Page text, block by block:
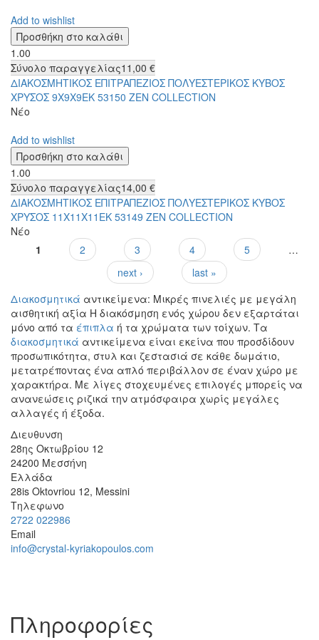
Add to wishlist
1.00
Σύνολο παραγγελίας11,00 €
ΔΙΑΚΟΣΜΗΤΙΚΟΣ ΕΠΙΤΡΑΠΕΖΙΟΣ ΠΟΛΥΕΣΤΕΡΙΚΟΣ ΚΥΒΟΣ
ΧΡΥΣΟΣ 9Χ9Χ9ΕΚ 53150 ZEN COLLECTION
Νέο
Add to wishlist
1.00
Σύνολο παραγγελίας14,00 €
ΔΙΑΚΟΣΜΗΤΙΚΟΣ ΕΠΙΤΡΑΠΕΖΙΟΣ ΠΟΛΥΕΣΤΕΡΙΚΟΣ ΚΥΒΟΣ
ΧΡΥΣΟΣ 11Χ11Χ11ΕΚ 53149 ZEN COLLECTION
Νέο
Σελίδες
1 2 3 4 5
…
next ›
last »
Διακοσμητικά αντικείμενα: Μικρές πινελιές με μεγάλη
αισθητική αξία Η διακόσμηση ενός χώρου δεν εξαρτάται
μόνο από τα έπιπλα ή τα χρώματα των τοίχων. Τα
διακοσμητικά αντικείμενα είναι εκείνα που προσδίδουν
προσωπικότητα, στυλ και ζεστασιά σε κάθε δωμάτιο,
μετατρέποντας ένα απλό περιβάλλον σε έναν χώρο με
χαρακτήρα. Με λίγες στοχευμένες επιλογές μπορείς να
ανανεώσεις ριζικά την ατμόσφαιρα χωρίς μεγάλες
αλλαγές ή έξοδα.
Διευθυνση
28ης Οκτωβρίου 12
24200 Μεσσήνη
Ελλάδα
28is Oktovriou 12, Messini
Τηλεφωνο
2722 022986
Email
info@crystal-kyriakopoulos.com
Πληροφορίες